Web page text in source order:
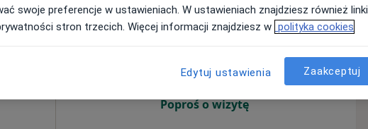
Dziś
7 Sie
Jutro
8 Sie
Ndz,
9 Sie
Pon,
10 Sie
Wt,
11 Sie
Umawianie online nie jest dostępne
Poproś o wizytę
swoje preferencje w ustawieniach. W ustawieniach znajdziesz również linki
stron trzecich. Więcej informacji znajdziesz w polityka cookies
Edytuj ustawienia Zaakceptuj